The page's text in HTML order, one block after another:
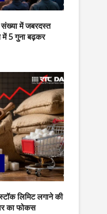
संख्या में जबरदस्त
5 गुना बढ़कर
लिमिट लगाने की
का फोकस